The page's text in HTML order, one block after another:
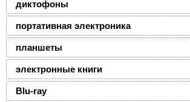
диктофоны
портативная электроника
планшеты
электронные книги
Blu-ray